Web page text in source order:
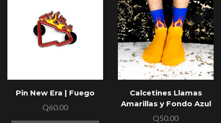
Pin New Era | Fuego
Q60.00
Calcetines Llamas
Amarillas y Fondo Azul
Q50.00